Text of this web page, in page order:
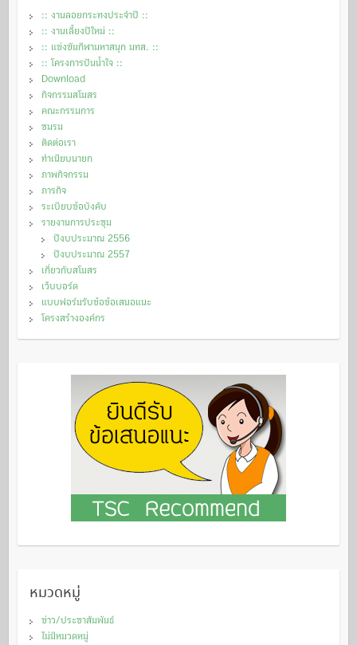
:: งานลอยกระทงประจำปี ::
:: งานเลี้ยงปีใหม่ ::
:: แข่งขันกีฬามหาสนุก มทส. ::
:: โครงการปันนํ้าใจ ::
Download
กิจกรรมสโมสร
คณะกรรมการ
ชมรม
ติดต่อเรา
ทำเนียบนายก
ภาพกิจกรรม
ภารกิจ
ระเบียบข้อบังคับ
รายงานการประชุม
ปีงบประมาณ 2556
ปีงบประมาณ 2557
เกี่ยวกับสโมสร
เว็บบอร์ด
แบบฟอร์มรับข้อข้อเสนอแนะ
โครงสร้างองค์กร
หมวดหมู่
ข่าว/ประชาสัมพันธ์
ไม่มีหมวดหมู่